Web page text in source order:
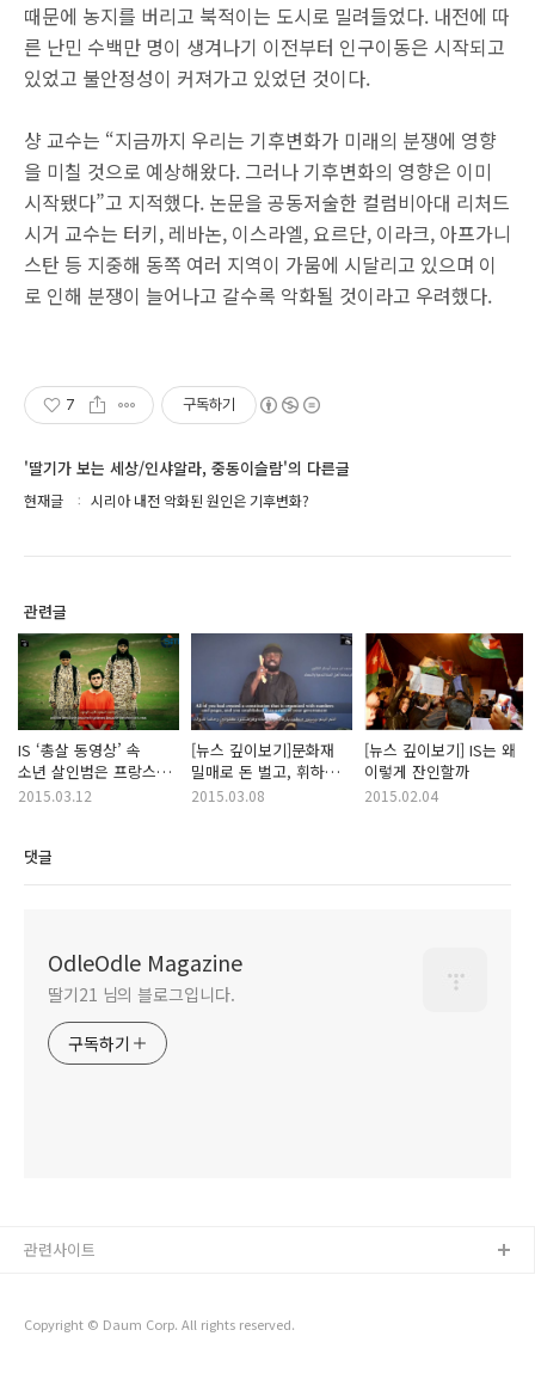
때문에 농지를 버리고 북적이는 도시로 밀려들었다. 내전에 따
른 난민 수백만 명이 생겨나기 이전부터 인구이동은 시작되고
있었고 불안정성이 커져가고 있었던 것이다.
샹 교수는 “지금까지 우리는 기후변화가 미래의 분쟁에 영향
을 미칠 것으로 예상해왔다. 그러나 기후변화의 영향은 이미
시작됐다”고 지적했다. 논문을 공동저술한 컬럼비아대 리처드
시거 교수는 터키, 레바논, 이스라엘, 요르단, 이라크, 아프가니
스탄 등 지중해 동쪽 여러 지역이 가뭄에 시달리고 있으며 이
로 인해 분쟁이 늘어나고 갈수록 악화될 것이라고 우려했다.
7 구독하기
'딸기가 보는 세상/인샤알라, 중동이슬람'의 다른글
현재글 시리아 내전 악화된 원인은 기후변화?
관련글
IS ‘총살 동영상’ 속
소년 살인범은 프랑스인
2015.03.12
[뉴스 깊이보기]문화재
밀매로 돈 벌고, 휘하
조직 늘어가는 IS
2015.03.08
[뉴스 깊이보기] IS는 왜
이렇게 잔인할까
2015.02.04
댓글
OdleOdle Magazine
딸기21 님의 블로그입니다.
구독하기
Copyright © Daum Corp. All rights reserved.
관련사이트